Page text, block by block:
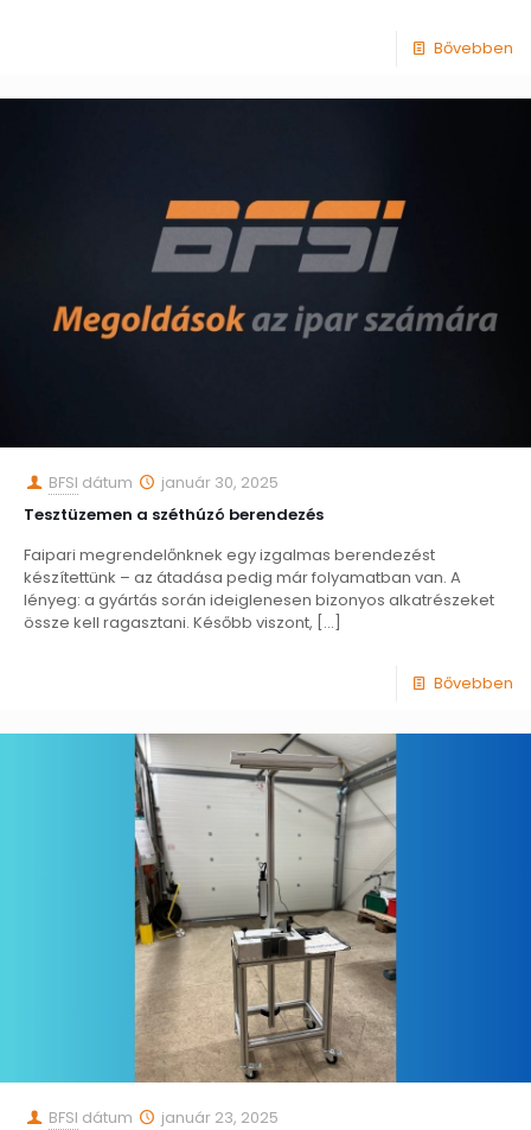
Bővebben
BFSI dátum
január 30, 2025
Tesztüzemen a széthúzó berendezés
Faipari megrendelőnknek egy izgalmas berendezést
készítettünk – az átadása pedig már folyamatban van. A
lényeg: a gyártás során ideiglenesen bizonyos alkatrészeket
össze kell ragasztani. Később viszont, […]
Bővebben
BFSI dátum
január 23, 2025